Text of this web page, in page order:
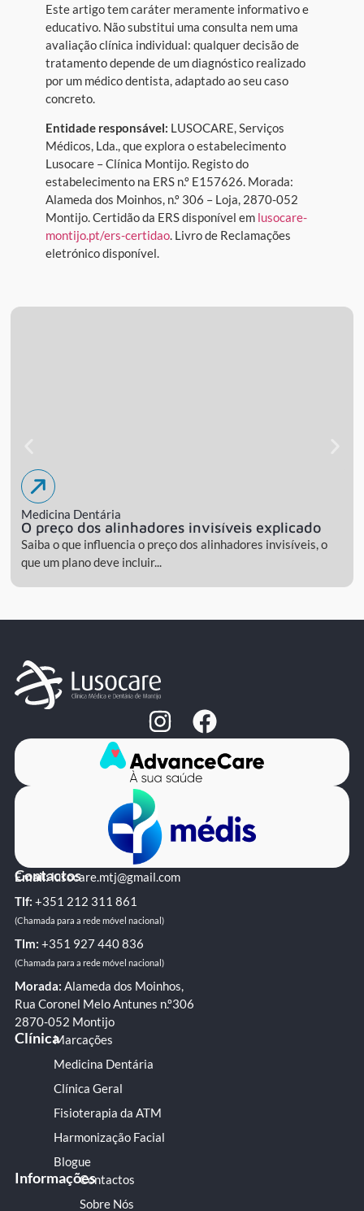
Este artigo tem caráter meramente informativo e
educativo. Não substitui uma consulta nem uma
avaliação clínica individual: qualquer decisão de
tratamento depende de um diagnóstico realizado
por um médico dentista, adaptado ao seu caso
concreto.
Entidade responsável: LUSOCARE, Serviços
Médicos, Lda., que explora o estabelecimento
Lusocare – Clínica Montijo. Registo do
estabelecimento na ERS n.º E157626. Morada:
Alameda dos Moinhos, n.º 306 – Loja, 2870-052
Montijo. Certidão da ERS disponível em lusocare-
montijo.pt/ers-certidao. Livro de Reclamações
eletrónico disponível.
Medicina Dentária
O preço dos alinhadores invisíveis explicado
Saiba o que influencia o preço dos alinhadores invisíveis, o
que um plano deve incluir...
Contactos
Email:lusocare.mtj@gmail.com
Tlf: +351 ‭212 311 861‬
(Chamada para a rede móvel nacional)
Tlm: +351 ‭927 440 836
(Chamada para a rede móvel nacional)
Morada: Alameda dos Moinhos,
Rua Coronel Melo Antunes n.º306
2870-052 Montijo
ClínicaMarcações
Medicina Dentária
Clínica Geral
Fisioterapia da ATM
Harmonização Facial
Blogue
InformaçõesContactos
Sobre Nós